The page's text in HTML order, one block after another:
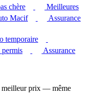
chère
Meilleures
Macif
Assurance
temporaire
permis
Assurance
meilleur prix — même